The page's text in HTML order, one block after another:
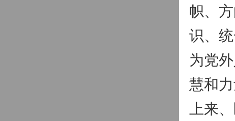
帜、
识、
为党
慧和
上来